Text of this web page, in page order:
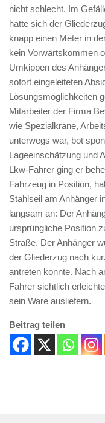
nicht schlecht. Im
hatte sich der
knapp einen Meter in
kein Vorwärtskommen
Umkippen des
sofort eingeleiteten
Lösungsmöglichkeiten
Mitarbeiter der Firma
wie Spezialkrane,
unterwegs war, bot
Lageeinschätzung und
Lkw-Fahrer ging er
Fahrzeug in Position,
Stahlseil am Anhänger
langsam an: Der
ursprüngliche Position
Straße. Der Anhänger
der Gliederzug nach
antreten konnte. Nach
Fahrer sichtlich
sein Ware ausliefern.
Beitrag teilen